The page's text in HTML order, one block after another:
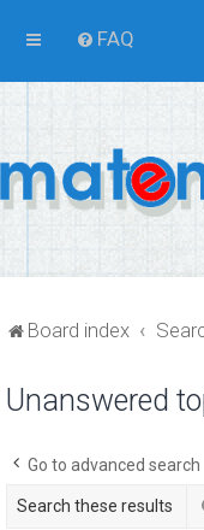
FAQ
Board index
Unanswered
Go to advanced search